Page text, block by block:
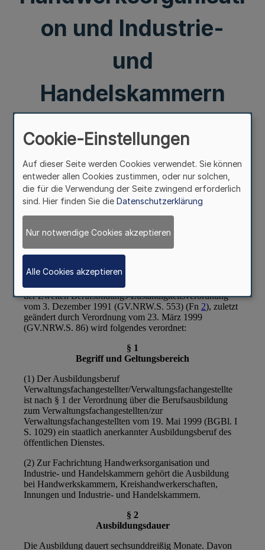
on und Industrie-
und
Handelskammern
Cookie-Einstellungen
Auf dieser Seite werden Cookies verwendet. Sie können
entweder allen Cookies zustimmen, oder nur solchen,
die für die Verwendung der Seite zwingend erforderlich
sind. Hier finden Sie die Datenschutzerklärung
Nur notwendige Cookies akzeptieren
Alle Cookies akzeptieren